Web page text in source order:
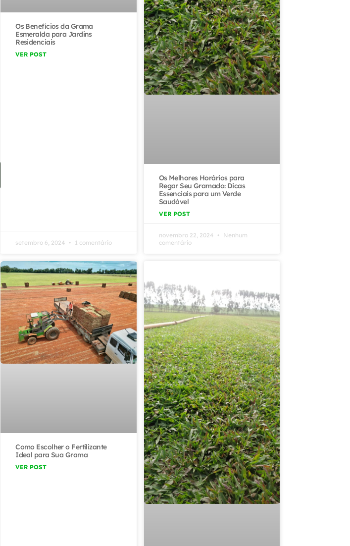
Os Benefícios da Grama
Esmeralda para Jardins
Residenciais
VER POST
setembro 6, 2024 1 comentário
Os Melhores Horários para
Regar Seu Gramado: Dicas
Essenciais para um Verde
Saudável
VER POST
novembro 22, 2024
Nenhum
comentário
Como Escolher o Fertilizante
Ideal para Sua Grama
VER POST